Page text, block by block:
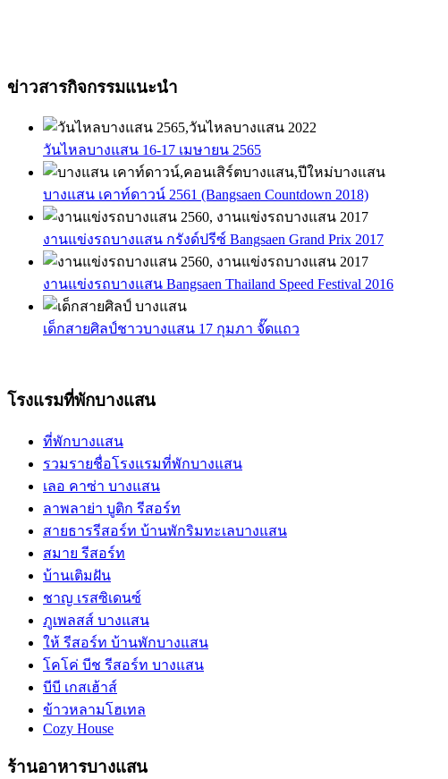
ข่าวสารกิจกรรมแนะนำ
วันไหลบางแสน 16-17 เมษายน 2565
บางแสน เคาท์ดาวน์ 2561 (Bangsaen Countdown 2018)
งานแข่งรถบางแสน กรังด์ปรีซ์ Bangsaen Grand Prix 2017
งานแข่งรถบางแสน Bangsaen Thailand Speed Festival 2016
เด็กสายศิลป์ชาวบางแสน 17 กุมภา จั๊ดแถว
โรงแรมที่พักบางแสน
ที่พักบางแสน
รวมรายชื่อโรงแรมที่พักบางแสน
เลอ คาซ่า บางแสน
ลาพลาย่า บูติก รีสอร์ท
สายธารรีสอร์ท บ้านพักริมทะเลบางแสน
สมาย รีสอร์ท
บ้านเติมฝัน
ชาญ เรสซิเดนซ์
ภูเพลสส์ บางแสน
ให้ รีสอร์ท บ้านพักบางแสน
โคโค่ บีช รีสอร์ท บางแสน
บีบี เกสเฮ้าส์
ข้าวหลามโฮเทล
Cozy House
ร้านอาหารบางแสน